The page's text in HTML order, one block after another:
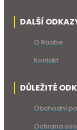
DALŠÍ
O Raabe
Kontakt
DŮLEŽITÉ
Obchodní
Ochrana